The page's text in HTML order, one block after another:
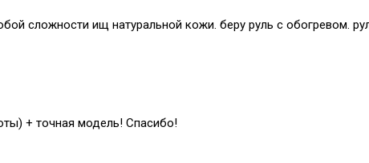
сложности ищ натуральной кожи. беру руль с обогревом.
+ точная модель! Спасибо!